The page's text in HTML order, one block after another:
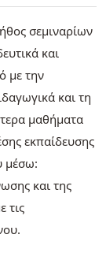
σεμιναρίων
και
με την
και τη
μαθήματα
εκπαίδευσης
μέσω:
και της
τις